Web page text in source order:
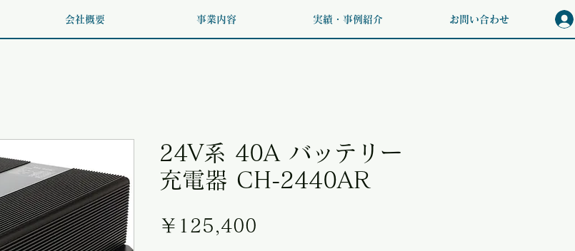
会社概要 事業内容 実績・事例紹介 お問い合わせ
24V系 40A バッテリー
充電器 CH-2440AR
￥125,400